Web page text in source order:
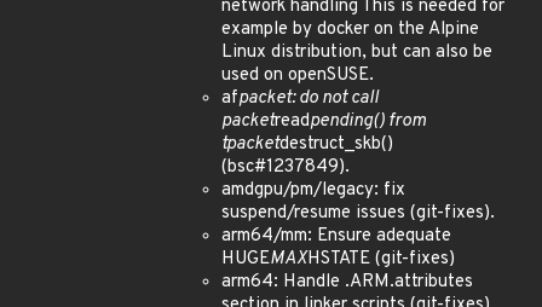
network handling This is needed for
example by docker on the Alpine
Linux distribution, but can also be
used on openSUSE.
afpacket: do not call
packetreadpending() from
tpacketdestruct_skb()
(bsc#1237849).
amdgpu/pm/legacy: fix
suspend/resume issues (git-fixes).
arm64/mm: Ensure adequate
HUGEMAXHSTATE (git-fixes)
arm64: Handle .ARM.attributes